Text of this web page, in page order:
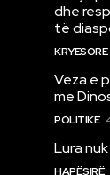
dhe
të
KRYESORE
Veza e
me
POLITIKË
Lura
HAPËSIRË